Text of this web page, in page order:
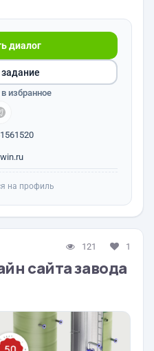
диалог
избранное
на профиль
121 1
сайта завода